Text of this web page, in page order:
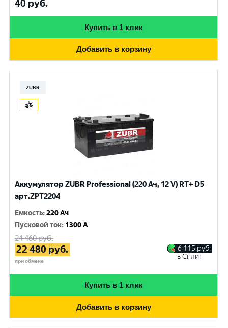
40 руб.
Купить в 1 клик
Добавить в корзину
ZUBR
Аккумулятор ZUBR Professional (220 Ач, 12 V) RT+ D5
арт.ZPT2204
Емкость:220 Ач
Пусковой ток: 1300 A
24 460руб.
22 480 руб.
при обмене
6 115 руб.
в Сплит
Купить в 1 клик
Добавить в корзину